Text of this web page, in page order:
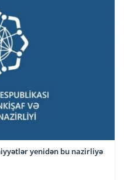
yenidən bu nazirliyə